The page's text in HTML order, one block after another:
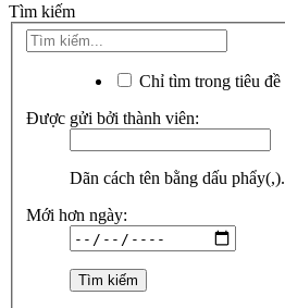
Tìm kiếm
Chỉ tìm trong tiêu đề
Được gửi bởi thành viên:
Dãn cách tên bằng dấu phẩy(,).
Mới hơn ngày: